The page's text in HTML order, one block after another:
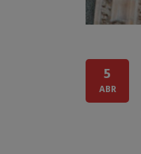
5
ABR